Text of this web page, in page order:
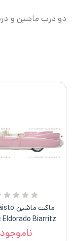
دو درب ماشین و
Eldorado Biarritz
1959
ناموجود